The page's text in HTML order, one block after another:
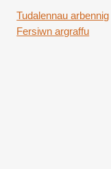
Tudalennau arbennig
Fersiwn argraffu